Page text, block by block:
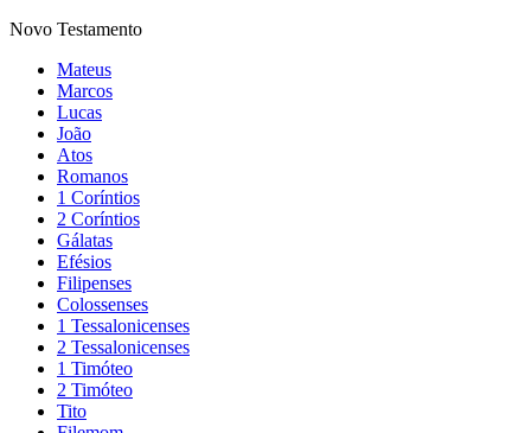
Novo Testamento
Mateus
Marcos
Lucas
João
Atos
Romanos
1 Coríntios
2 Coríntios
Gálatas
Efésios
Filipenses
Colossenses
1 Tessalonicenses
2 Tessalonicenses
1 Timóteo
2 Timóteo
Tito